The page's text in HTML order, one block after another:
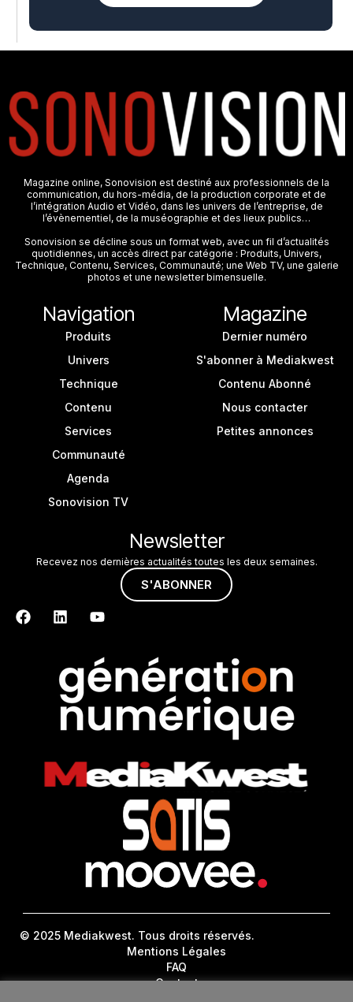
Magazine online, Sonovision est destiné aux professionnels de la
communication, du hors-média, de la production corporate et de
l’intégration Audio et Vidéo, dans les univers de l’entreprise, de
l’évènementiel, de la muséographie et des lieux publics…
Sonovision se décline sous un format web, avec un fil d’actualités
quotidiennes, un accès direct par catégorie : Produits, Univers,
Technique, Contenu, Services, Communauté; une Web TV, une galerie
photos et une newsletter bimensuelle.
Navigation
Produits
Univers
Technique
Contenu
Services
Communauté
Agenda
Sonovision TV
Magazine
Dernier numéro
S'abonner à Mediakwest
Contenu Abonné
Nous contacter
Petites annonces
Newsletter
Recevez nos dernières actualités toutes les deux semaines.
S'ABONNER
© 2025 Mediakwest. Tous droits réservés.
Mentions Légales
FAQ
Contact